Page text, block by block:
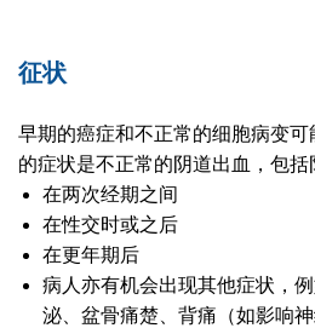
征状
早期的癌症和不正常的细胞病变
的症状是不正常的阴道出血，包括
在两次经期之间
在性交时或之后
在更年期后
病人亦有机会出现其他症状，
泌、盆骨痛楚、背痛（如影响